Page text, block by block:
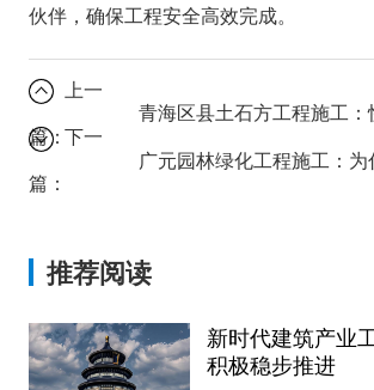
伙伴，确保工程安全高效完成。
上一
篇：下一
篇：
推荐阅读
新时代建筑产业
积极稳步推进